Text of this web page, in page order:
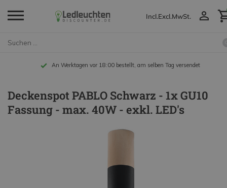
Incl.Excl.MwSt.
An Werktagen vor 18:00 bestellt, am selben Tag versendet
Deckenspot PABLO Schwarz - 1x GU10
Fassung - max. 40W - exkl. LED's